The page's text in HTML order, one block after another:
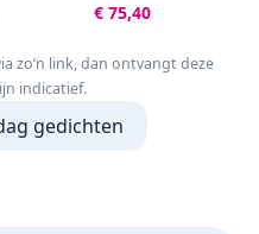
Dubbele
- Tot 6
EN80.B -
Koffiecupmachine -
€ 75,40
zo’n link, dan ontvangt deze
indicatief.
gedichten